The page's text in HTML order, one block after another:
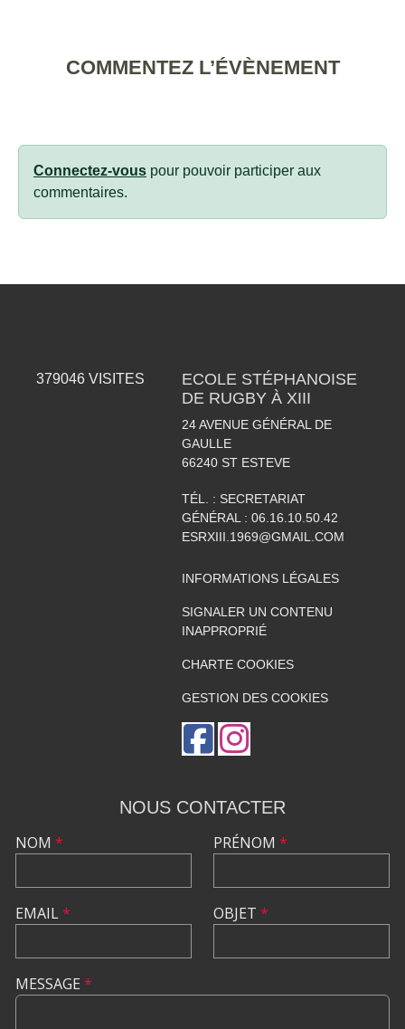
COMMENTEZ L’ÉVÈNEMENT
Connectez-vous pour pouvoir participer aux
commentaires.
379046 VISITES
ECOLE STÉPHANOISE
DE RUGBY À XIII
24 AVENUE GÉNÉRAL DE
GAULLE
66240 ST ESTEVE
TÉL. : SECRETARIAT
GÉNÉRAL : 06.16.10.50.42
ESRXIII.1969@GMAIL.COM
INFORMATIONS LÉGALES
SIGNALER UN CONTENU
INAPPROPRIÉ
CHARTE COOKIES
GESTION DES COOKIES
NOUS CONTACTER
NOM *
EMAIL*
PRÉNOM *
OBJET *
MESSAGE *